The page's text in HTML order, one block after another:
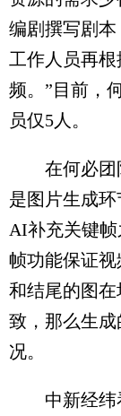
编剧撰写剧本
工作人员再
频。”目前，
员仅5人。
在何必团队
是图片生成
AI补充关键
帧功能保证
和结尾的图
致，那么生
况。
中新经纬